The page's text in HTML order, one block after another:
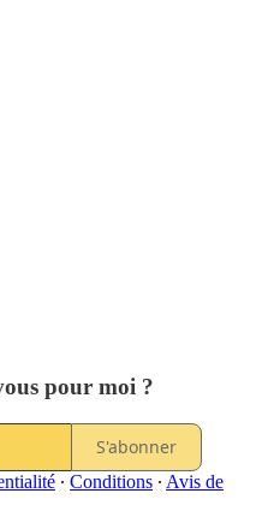
pour moi ?
S'abonner
∙ Conditions ∙ Avis de